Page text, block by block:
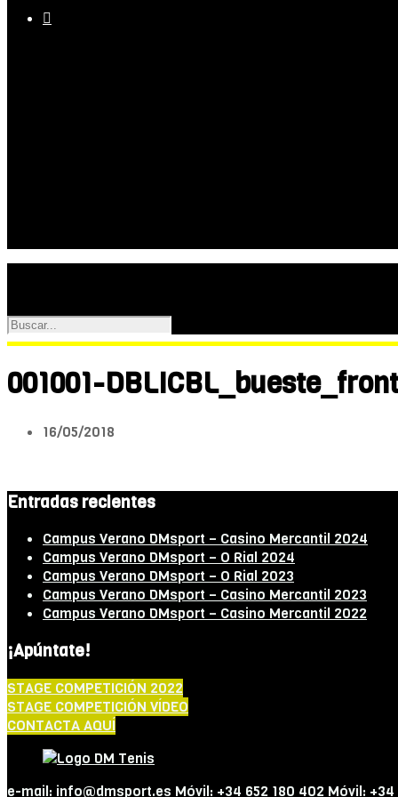

001001-
16/05/2018
Entradas recientes
Campus Verano DMsport – Casino Mercantil 2024
Campus Verano DMsport – O Rial 2024
Campus Verano DMsport – O Rial 2023
Campus Verano DMsport – Casino Mercantil 2023
Campus Verano DMsport – Casino Mercantil 2022
¡Apúntate!
STAGE COMPETICIÓN 2022
STAGE COMPETICIÓN VÍDEO
CONTACTA AQUÍ
e-mail: info@dmsport.es Móvil: +34 652 180 402 Móvil: +34